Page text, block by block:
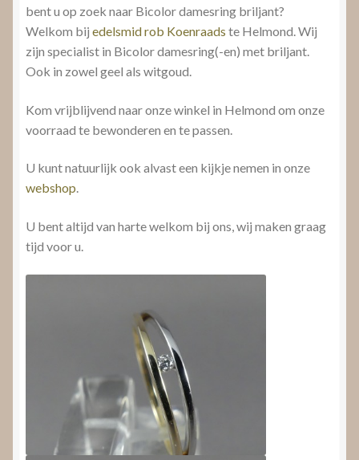
bent u op zoek naar Bicolor damesring briljant?
Welkom bij edelsmid rob Koenraads te Helmond. Wij
zijn specialist in Bicolor damesring(-en) met briljant.
Ook in zowel geel als witgoud.
Kom vrijblijvend naar onze winkel in Helmond om onze
voorraad te bewonderen en te passen.
U kunt natuurlijk ook alvast een kijkje nemen in onze
webshop.
U bent altijd van harte welkom bij ons, wij maken graag
tijd voor u.